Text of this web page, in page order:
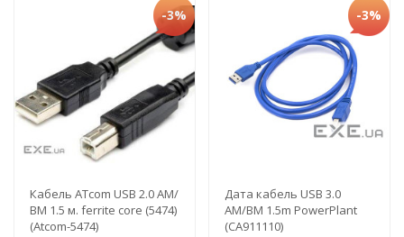
-3%
Кабель ATcom USB 2.0 AM/
BM 1.5 м. ferrite core (5474)
(Atcom-5474)
-3%
Дата кабель USB 3.0
AM/BM 1.5m PowerPlant
(CA911110)